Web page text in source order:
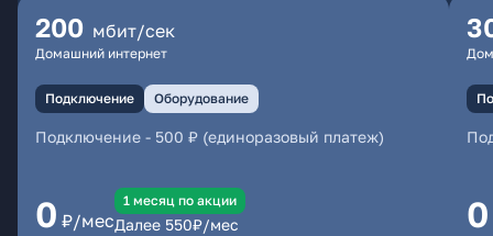
200 мбит/сек
Домашний интернет
Подключение Оборудование
Подключение - 500 ₽ (единоразовый платеж)
0 ₽/мес
1 месяц по акции
Далее 550₽/мес 0